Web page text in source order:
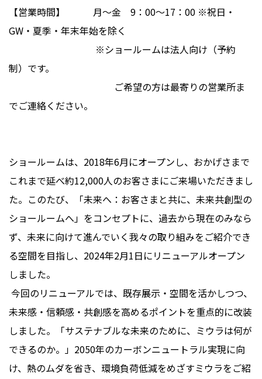
【営業時間】
月～金 9 ： 00～17 ： 00 ※祝日・
GW ・夏季・年末年始を除く
※ショールームは法人向け（予約
制）です。
ご希望の方は最寄りの営業所ま
でご連絡ください。
ショールームは、 2018年6月にオープンし、おかげさまで
これまで延べ約12,000人のお客さまにご来場いただきまし
た。このたび、「未来へ：お客さまと共に、未来共創型の
ショールームへ」をコンセプトに、過去から現在のみなら
ず、未来に向けて進んでいく我々の取り組みをご紹介でき
る空間を目指し、 2024年2月1日にリニューアルオープン
しました。
今回のリニューアルでは、既存展示・空間を活かしつつ、
未来感・信頼感・共創感を高めるポイントを重点的に改装
しました。「サステナブルな未来のために、ミウラは何が
できるのか。」 2050年のカーボンニュートラル実現に向
け、熱のムダを省き、環境負荷低減をめざすミウラをご紹